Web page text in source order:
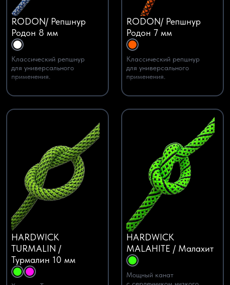
RODON/ Репшнур
Родон 8 мм
Классический репшнур
для универсального
применения.
RODON/ Репшнур
Родон 7 мм
Классический репшнур
для универсального
применения.
HARDWICK
TURMALIN /
Турмалин 10 мм
HARDWICK
MALAHITE / Малахит
Мощный канат
с сердечником низкого